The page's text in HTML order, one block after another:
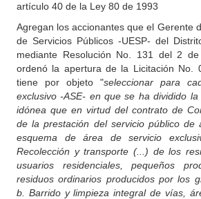
artículo 40 de la Ley 80 de 1993
Agregan los accionantes que el Gerente
de Servicios Públicos -UESP- del
mediante Resolución No. 131 del 2 de
ordenó la apertura de la Licitación No.
tiene por objeto "seleccionar para
exclusivo -ASE- en que se ha dividido
idónea que en virtud del contrato de
de la prestación del servicio público de
esquema de área de servicio
Recolección y transporte (...) de los
usuarios residenciales, pequeños
residuos ordinarios producidos por los
b. Barrido y limpieza integral de vías,